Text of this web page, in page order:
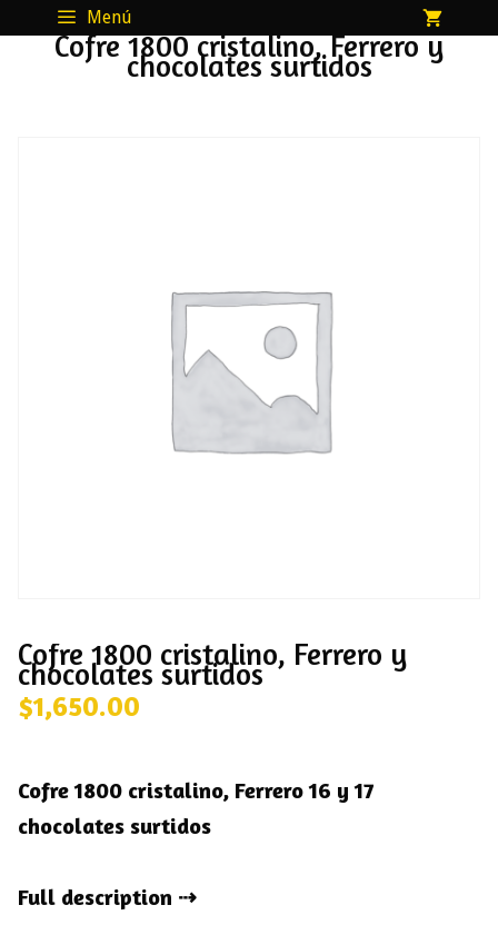
Saltar
Menú
Cofre 1800 cristalino, Ferrero y
chocolates surtidos
Cofre 1800 cristalino, Ferrero y
chocolates surtidos
$1,650.00
Cofre 1800 cristalino, Ferrero 16 y 17
chocolates surtidos
Full description